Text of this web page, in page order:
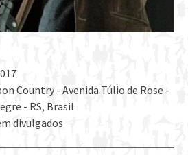
Country - Avenida Túlio de Rose -
- RS, Brasil
divulgados